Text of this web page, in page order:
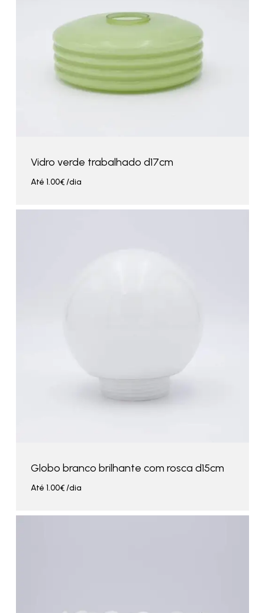
Vidro verde trabalhado d17cm
Até 1.00€/dia
Globo branco brilhante com rosca d15cm
Até 1.00€/dia